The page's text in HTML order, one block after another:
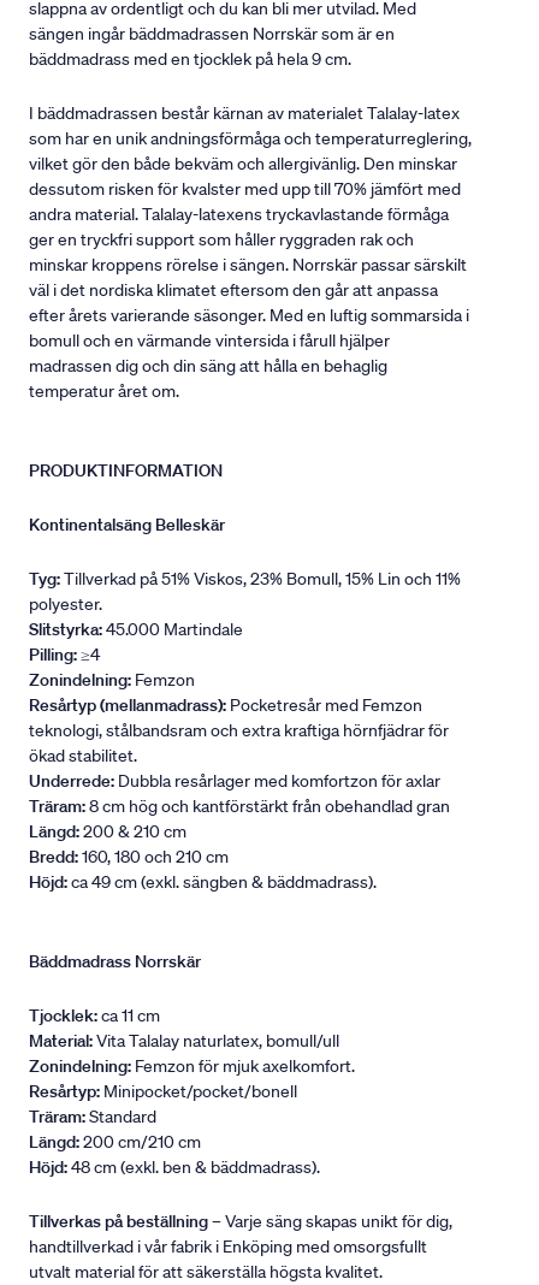
slappna av ordentligt och du kan bli mer utvilad. Med
sängen ingår bäddmadrassen Norrskär som är en
bäddmadrass med en tjocklek på hela 9 cm.
I bäddmadrassen består kärnan av materialet Talalay-latex
som har en unik andningsförmåga och temperaturreglering,
vilket gör den både bekväm och allergivänlig. Den minskar
dessutom risken för kvalster med upp till 70% jämfört med
andra material. Talalay-latexens tryckavlastande förmåga
ger en tryckfri support som håller ryggraden rak och
minskar kroppens rörelse i sängen. Norrskär passar särskilt
väl i det nordiska klimatet eftersom den går att anpassa
efter årets varierande säsonger. Med en luftig sommarsida i
bomull och en värmande vintersida i fårull hjälper
madrassen dig och din säng att hålla en behaglig
temperatur året om.
PRODUKTINFORMATION
Kontinentalsäng Belleskär
Tyg:Tillverkad på 51% Viskos, 23% Bomull, 15% Lin och 11%
polyester.
Slitstyrka:45.000 Martindale
Pilling:≥4
Zonindelning: Femzon
Resårtyp (mellanmadrass): Pocketresår med Femzon
teknologi, stålbandsram och extra kraftiga hörnfjädrar för
ökad stabilitet.
Underrede: Dubbla resårlager med komfortzon för axlar
Träram:8 cm hög och kantförstärkt från obehandlad gran
Längd:200 & 210 cm
Bredd:160, 180 och 210 cm
Höjd:ca 49 cm (exkl. sängben & bäddmadrass).
Bäddmadrass Norrskär
Tjocklek:ca 11 cm
Material:Vita Talalay naturlatex, bomull/ull
Zonindelning: Femzon för mjuk axelkomfort.
Resårtyp: Minipocket/pocket/bonell
Träram:Standard
Längd:200 cm/210 cm
Höjd:48 cm (exkl. ben & bäddmadrass).
Tillverkas på beställning– Varje säng skapas unikt för dig,
handtillverkad i vår fabrik i Enköping med omsorgsfullt
utvalt material för att säkerställa högsta kvalitet.